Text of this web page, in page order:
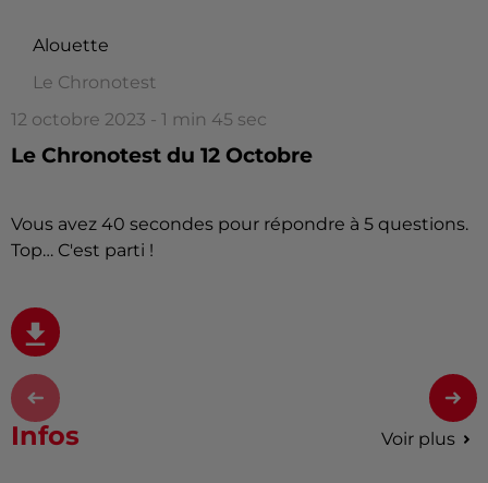
Alouette
Le Chronotest
12 octobre 2023 - 1 min 45 sec
Le Chronotest du 12 Octobre
Vous avez 40 secondes pour répondre à 5 questions.
Top… C'est parti !
Infos Voir plus